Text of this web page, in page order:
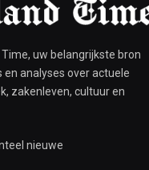
uw belangrijkste bron
analyses over actuele
zakenleven, cultuur en
nieuwe